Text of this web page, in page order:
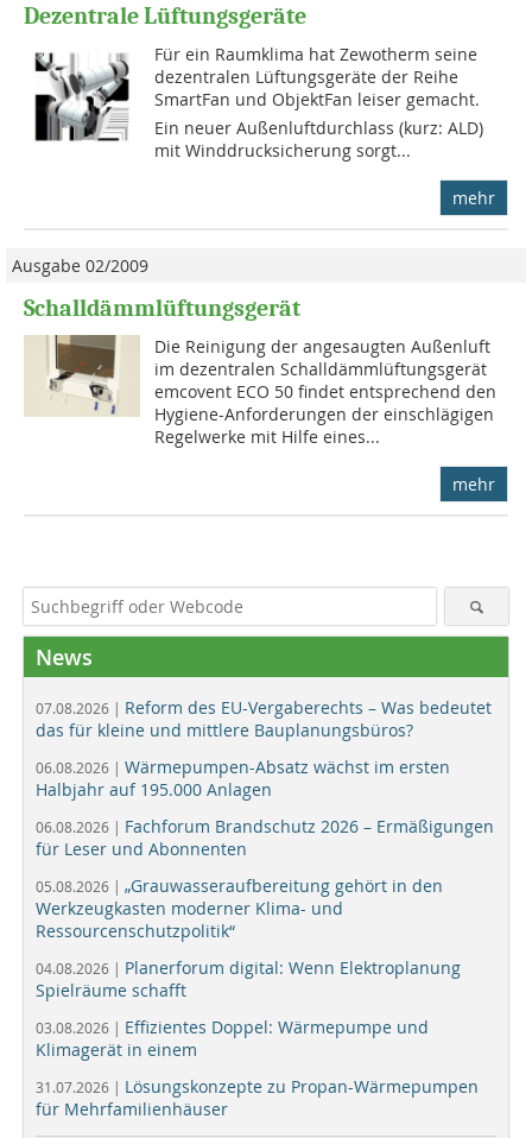
Dezentrale Lüftungsgeräte
Für ein Raumklima hat Zewotherm seine
dezentralen Lüftungsgeräte der Reihe
SmartFan und ObjektFan leiser gemacht.
Ein neuer Außenluftdurchlass (kurz: ALD)
mit Winddrucksicherung sorgt...
mehr
Ausgabe 02/2009
Schalldämmlüftungsgerät
Die Reinigung der angesaugten Außenluft
im dezentralen Schalldämmlüftungsgerät
emcovent ECO 50 findet entsprechend den
Hygiene-Anforderungen der einschlägigen
Regelwerke mit Hilfe eines...
mehr
News
07.08.2026 | Reform des EU-Vergaberechts – Was bedeutet
das für kleine und mittlere Bauplanungsbüros?
06.08.2026 | Wärmepumpen-Absatz wächst im ersten
Halbjahr auf 195.000 Anlagen
06.08.2026 | Fachforum Brandschutz 2026 – Ermäßigungen
für Leser und Abonnenten
05.08.2026 | „Grauwasseraufbereitung gehört in den
Werkzeugkasten moderner Klima- und
Ressourcenschutzpolitik“
04.08.2026 | Planerforum digital: Wenn Elektroplanung
Spielräume schafft
03.08.2026 | Effizientes Doppel: Wärmepumpe und
Klimagerät in einem
31.07.2026 | Lösungskonzepte zu Propan-Wärmepumpen
für Mehrfamilienhäuser